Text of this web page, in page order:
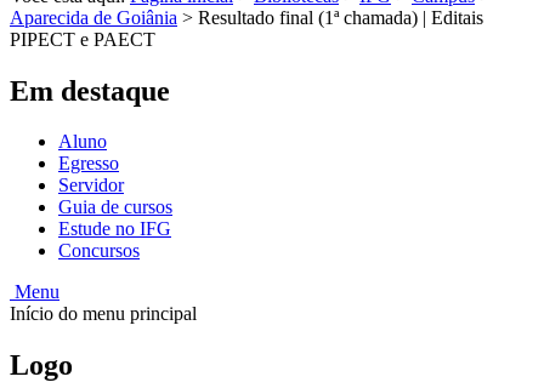
Aparecida de Goiânia > Resultado final (1ª chamada) | Editais
PIPECT e PAECT
Em destaque
Aluno
Egresso
Servidor
Guia de cursos
Estude no IFG
Concursos
Menu
Início do menu principal
Logo